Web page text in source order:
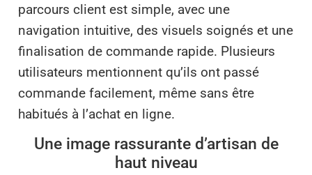
parcours client est simple, avec une
navigation intuitive, des visuels soignés et une
finalisation de commande rapide. Plusieurs
utilisateurs mentionnent qu’ils ont passé
commande facilement, même sans être
habitués à l’achat en ligne.
Une image rassurante d’artisan de
haut niveau